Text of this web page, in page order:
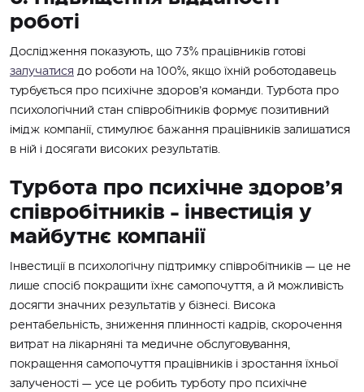
роботі
Дослідження показують, що 73% працівників готові
залучатися до роботи на 100%, якщо їхній роботодавець
турбується про психічне здоров’я команди. Турбота про
психологічний стан співробітників формує позитивний
імідж компанії, стимулює бажання працівників залишатися
в ній і досягати високих результатів.
Турбота про психічне здоров’я
співробітників - інвестиція у
майбутнє компанії
Інвестиції в психологічну підтримку співробітників — це не
лише спосіб покращити їхнє самопочуття, а й можливість
досягти значних результатів у бізнесі. Висока
рентабельність, зниження плинності кадрів, скорочення
витрат на лікарняні та медичне обслуговування,
покращення самопочуття працівників і зростання їхньої
залученості — усе це робить турботу про психічне